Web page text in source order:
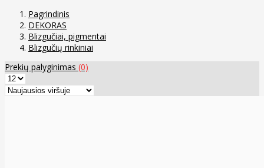
Pagrindinis
DEKORAS
Blizgučiai, pigmentai
Blizgučių rinkiniai
Prekių palyginimas (0)